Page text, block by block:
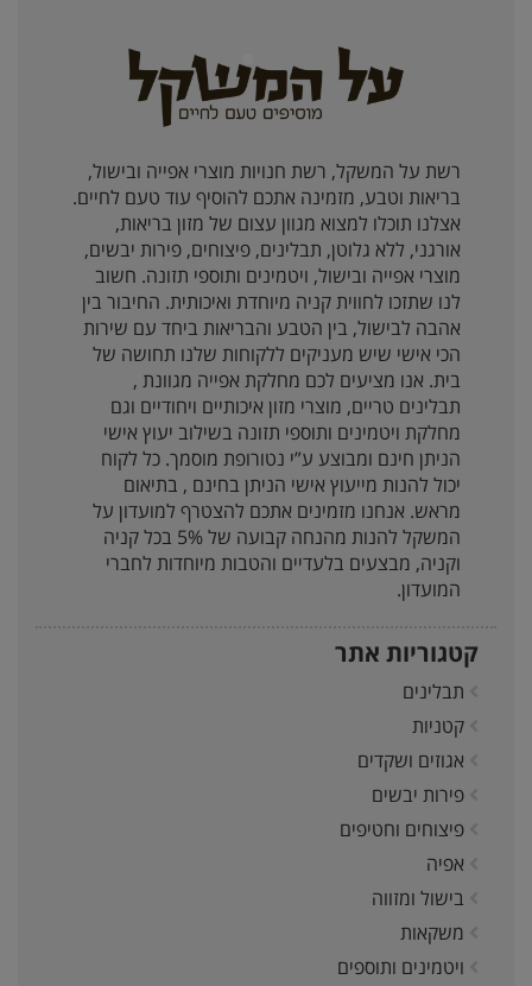
רשת על המשקל, רשת חנויות מוצרי אפייה ובישול,
בריאות וטבע, מזמינה אתכם להוסיף עוד טעם לחיים.
אצלנו תוכלו למצוא מגוון עצום של מזון בריאות,
אורגני, ללא גלוטן, תבלינים, פיצוחים, פירות יבשים,
מוצרי אפייה ובישול, ויטמינים ותוספי תזונה. חשוב
לנו שתזכו לחווית קניה מיוחדת ואיכותית. החיבור בין
אהבה לבישול, בין הטבע והבריאות ביחד עם שירות
הכי אישי שיש מעניקים ללקוחות שלנו תחושה של
בית. אנו מציעים לכם מחלקת אפייה מגוונת ,
תבלינים טריים, מוצרי מזון איכותיים ויחודיים וגם
מחלקת ויטמינים ותוספי תזונה בשילוב יעוץ אישי
הניתן חינם ומבוצע ע”י נטורופת מוסמך. כל לקוח
יכול להנות מייעוץ אישי הניתן בחינם , בתיאום
מראש. אנחנו מזמינים אתכם להצטרף למועדון על
המשקל להנות מהנחה קבועה של 5% בכל קניה
וקניה, מבצעים בלעדיים והטבות מיוחדות לחברי
המועדון.
קטגוריות אתר
תבלינים
קטניות
אגוזים ושקדים
פירות יבשים
פיצוחים וחטיפים
אפיה
בישול ומזווה
משקאות
ויטמינים ותוספים